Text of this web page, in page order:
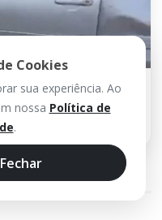
motorista fica
Alto
Cookies
sua experiência. Ao
nossa Política de
.